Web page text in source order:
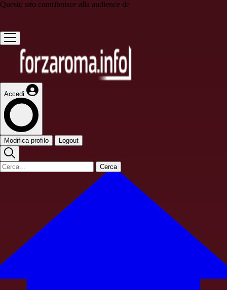
Questo sito contribuisce alla audience de
Accedi
Modifica profilo Logout
Cerca